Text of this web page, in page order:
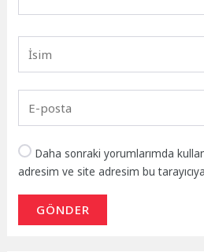
Daha sonraki yorumlarımda
adresim ve site adresim bu
GÖNDER